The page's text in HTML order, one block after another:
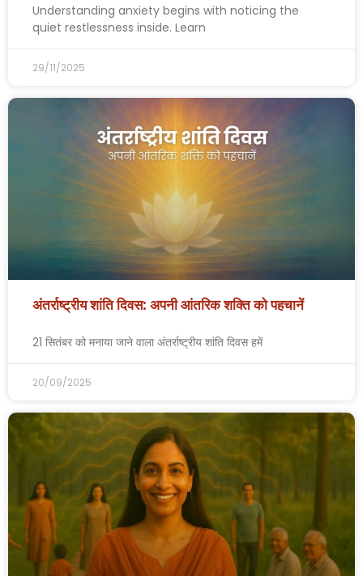
Understanding anxiety begins with noticing the
quiet restlessness inside. Learn
29/11/2025
अंतर्राष्ट्रीय शांति दिवस: अपनी आंतरिक शक्ति को पहचानें
21 सितंबर को मनाया जाने वाला अंतर्राष्ट्रीय शांति दिवस हमें
20/09/2025